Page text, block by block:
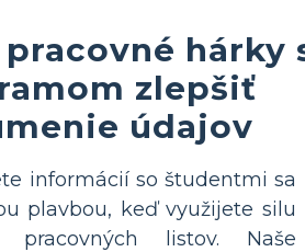
hárky
zlepšiť
údajov
informácií so študentmi sa
plavbou, keď využijete silu
pracovných listov. Naše